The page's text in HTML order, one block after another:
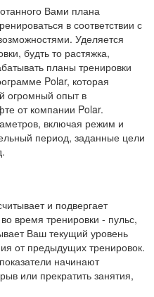
Вами плана
в соответствии с
Уделяется
будть то растяжка,
планы тренировки
Polar, которая
огромный опыт в
от компании Polar.
включая режим и
период, заданные цели
и подвергает
время тренировки - пульс,
Ваш текущий уровень
от предыдущих тренировок.
начинают
или прекратить занятия,